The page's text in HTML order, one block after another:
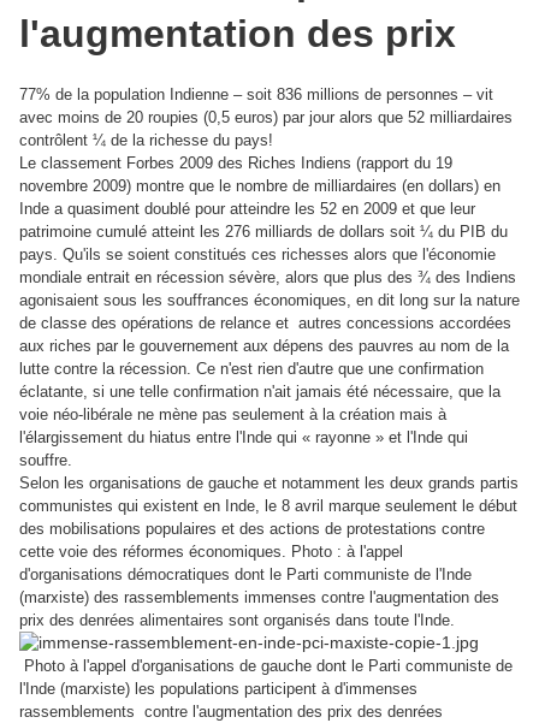
l'augmentation des prix
77% de la population Indienne – soit 836 millions de personnes – vit
avec moins de 20 roupies (0,5 euros) par jour alors que 52 milliardaires
contrôlent ¼ de la richesse du pays!
Le classement Forbes 2009 des Riches Indiens (rapport du 19
novembre 2009) montre que le nombre de milliardaires (en dollars) en
Inde a quasiment doublé pour atteindre les 52 en 2009 et que leur
patrimoine cumulé atteint les 276 milliards de dollars soit ¼ du PIB du
pays. Qu'ils se soient constitués ces richesses alors que l'économie
mondiale entrait en récession sévère, alors que plus des ¾ des Indiens
agonisaient sous les souffrances économiques, en dit long sur la nature
de classe des opérations de relance et autres concessions accordées
aux riches par le gouvernement aux dépens des pauvres au nom de la
lutte contre la récession. Ce n'est rien d'autre que une confirmation
éclatante, si une telle confirmation n'ait jamais été nécessaire, que la
voie néo-libérale ne mène pas seulement à la création mais à
l'élargissement du hiatus entre l'Inde qui « rayonne » et l'Inde qui
souffre.
Selon les organisations de gauche et notamment les deux grands partis
communistes qui existent en Inde, le 8 avril marque seulement le début
des mobilisations populaires et des actions de protestations contre
cette voie des réformes économiques. Photo : à l'appel
d'organisations démocratiques dont le Parti communiste de l'Inde
(marxiste) des rassemblements immenses contre l'augmentation des
prix des denrées alimentaires sont organisés dans toute l'Inde.
Photo à l'appel d'organisations de gauche dont le Parti communiste de
l'Inde (marxiste) les populations participent à d'immenses
rassemblements contre l'augmentation des prix des denrées